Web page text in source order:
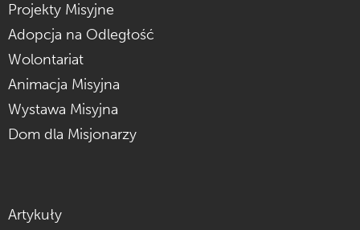
Projekty Misyjne
Adopcja na Odległość
Wolontariat
Animacja Misyjna
Wystawa Misyjna
Dom dla Misjonarzy
Artykuły